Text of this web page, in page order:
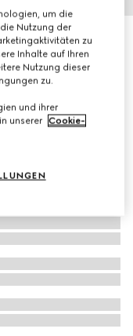
de Parfum
um die
Nutzung der
zu
Inhalte auf Ihren
Nutzung dieser
zu.
und ihrer
unserer Cookie-